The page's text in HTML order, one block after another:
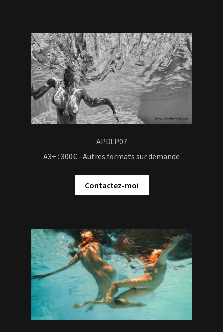
APDLP07
A3+ : 300€ - Autres formats sur demande
Contactez-moi